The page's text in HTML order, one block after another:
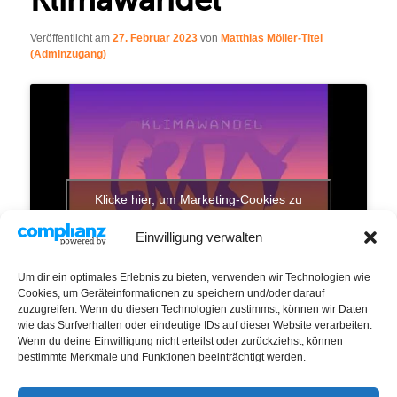
Einwilligung verwalten
Um dir ein optimales Erlebnis zu bieten, verwenden wir Technologien wie
Cookies, um Geräteinformationen zu speichern und/oder darauf
zuzugreifen. Wenn du diesen Technologien zustimmst, können wir Daten
wie das Surfverhalten oder eindeutige IDs auf dieser Website verarbeiten.
Wenn du deine Einwilligung nicht erteilst oder zurückziehst, können
bestimmte Merkmale und Funktionen beeinträchtigt werden.
Veröffentlicht am27. Februar 2023 von Matthias Möller-Titel
(Adminzugang)
Klicke hier, um Marketing-Cookies zu